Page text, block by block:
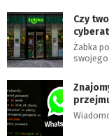
Czy
Żabka